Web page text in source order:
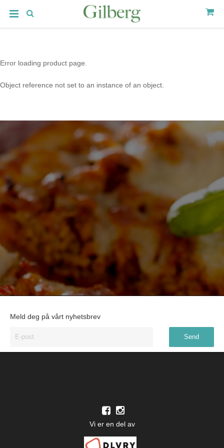
Error loading product page.
Object reference not set to an instance of an object.
Meld deg på vårt nyhetsbrev
Vi er en del av